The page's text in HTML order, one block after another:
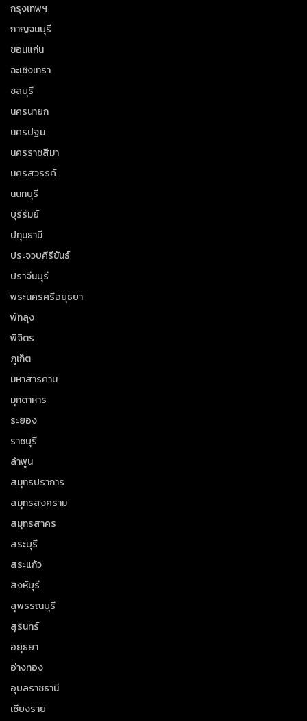
กรุงเทพฯ
กาญจนบุรี
ขอนแก่น
ฉะเชิงเทรา
ชลบุรี
นครนายก
นครปฐม
นครราชสีมา
นครสวรรค์
นนทบุรี
บุรีรัมย์
ปทุมธานี
ประจวบคีรีขันธ์
ปราจีนบุรี
พระนครศรีอยุธยา
พัทลุง
พิจิตร
ภูเก็ต
มหาสารคาม
มุกดาหาร
ระยอง
ราชบุรี
ลำพูน
สมุทรปราการ
สมุทรสงคราม
สมุทรสาคร
สระบุรี
สระแก้ว
สิงห์บุรี
สุพรรณบุรี
สุรินทร์
อยุธยา
อ่างทอง
อุบลราชธานี
เชียงราย